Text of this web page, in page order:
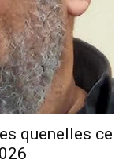
quenelles ce